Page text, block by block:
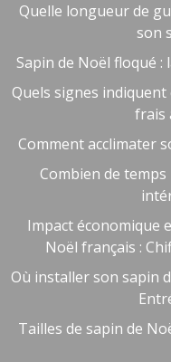
Quelle longueur de
son
Sapin de Noël floqué :
Quels signes
frais
Comment acclimater
Combien de
Impact économique
Noël français :
Où installer son sapin
Tailles de sapin de